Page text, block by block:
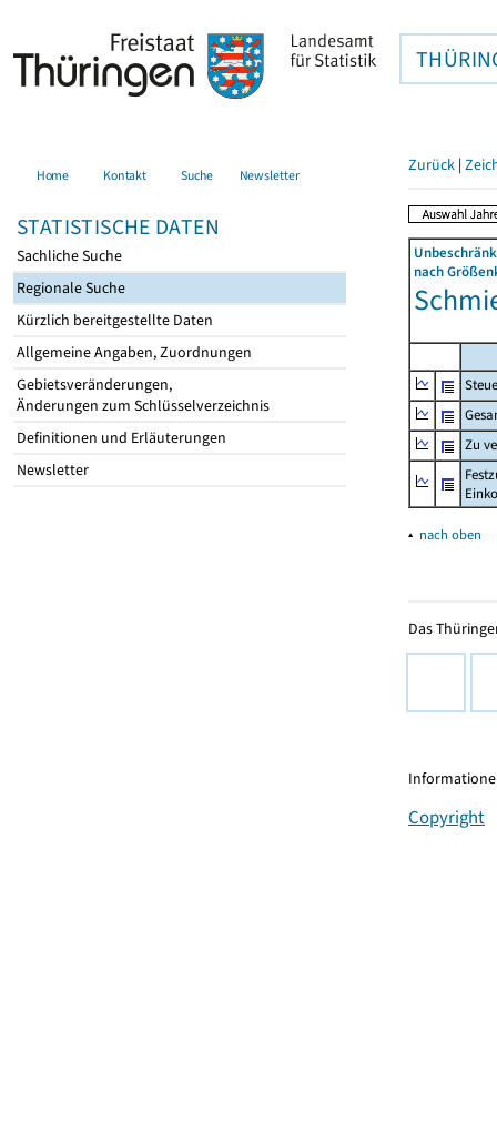
Home Kontakt Suche Newsletter
STATISTISCHE DATEN
Sachliche Suche
Regionale Suche
Kürzlich bereitgestellte Daten
Allgemeine Angaben, Zuordnungen
Gebietsveränderungen,
Änderungen zum Schlüsselverzeichnis
Definitionen und Erläuterungen
Newsletter
Zurück |
nach
Zu
▴ nach oben
Das
Copyright